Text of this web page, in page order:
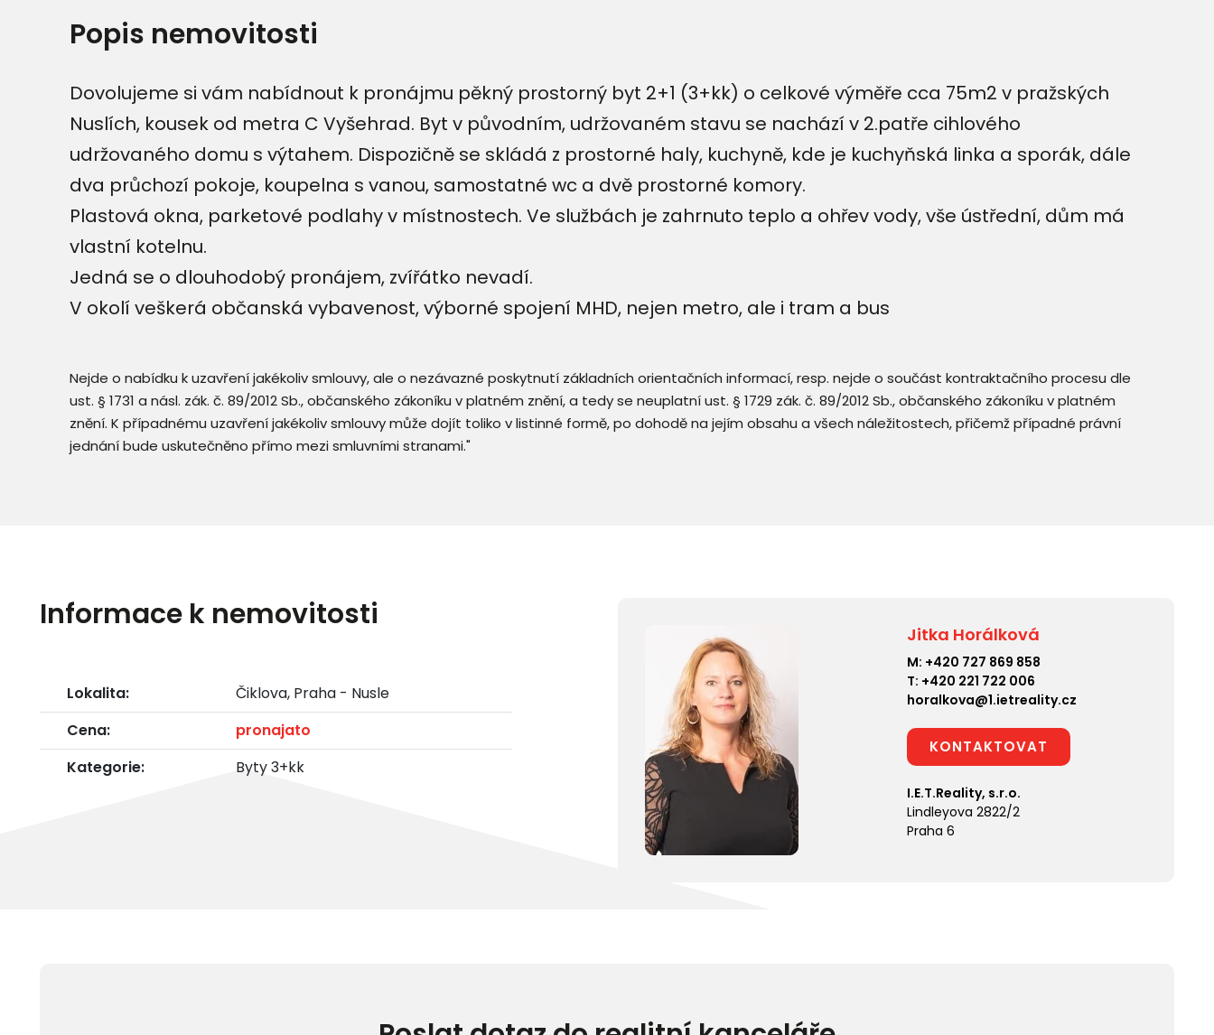
Popis nemovitosti
Dovolujeme si vám nabídnout k pronájmu pěkný prostorný byt 2+1 (3+kk) o celkové výměře cca 75m2 v pražských
Nuslích, kousek od metra C Vyšehrad. Byt v původním, udržovaném stavu se nachází v 2.patře cihlového
udržovaného domu s výtahem. Dispozičně se skládá z prostorné haly, kuchyně, kde je kuchyňská linka a sporák, dále
dva průchozí pokoje, koupelna s vanou, samostatné wc a dvě prostorné komory.
Plastová okna, parketové podlahy v místnostech. Ve službách je zahrnuto teplo a ohřev vody, vše ústřední, dům má
vlastní kotelnu.
Jedná se o dlouhodobý pronájem, zvířátko nevadí.
V okolí veškerá občanská vybavenost, výborné spojení MHD, nejen metro, ale i tram a bus
Nejde o nabídku k uzavření jakékoliv smlouvy, ale o nezávazné poskytnutí základních orientačních informací, resp. nejde o součást kontraktačního procesu dle
ust. § 1731 a násl. zák. č. 89/2012 Sb., občanského zákoníku v platném znění, a tedy se neuplatní ust. § 1729 zák. č. 89/2012 Sb., občanského zákoníku v platném
znění. K případnému uzavření jakékoliv smlouvy může dojít toliko v listinné formě, po dohodě na jejím obsahu a všech náležitostech, přičemž případné právní
jednání bude uskutečněno přímo mezi smluvními stranami."
Informace k nemovitosti
Lokalita:
Čiklova, Praha - Nusle
Cena:
pronajato
Kategorie:
Byty 3+kk
Jitka Horálková
M: +420 727 869 858
T: +420 221 722 006
horalkova@1.ietreality.cz
KONTAKTOVAT
I.E.T.Reality, s.r.o.
Lindleyova 2822/2
Praha 6